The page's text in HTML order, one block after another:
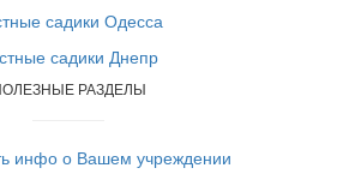
садики Одесса
садики Днепр
РАЗДЕЛЫ
инфо о Вашем учреждении